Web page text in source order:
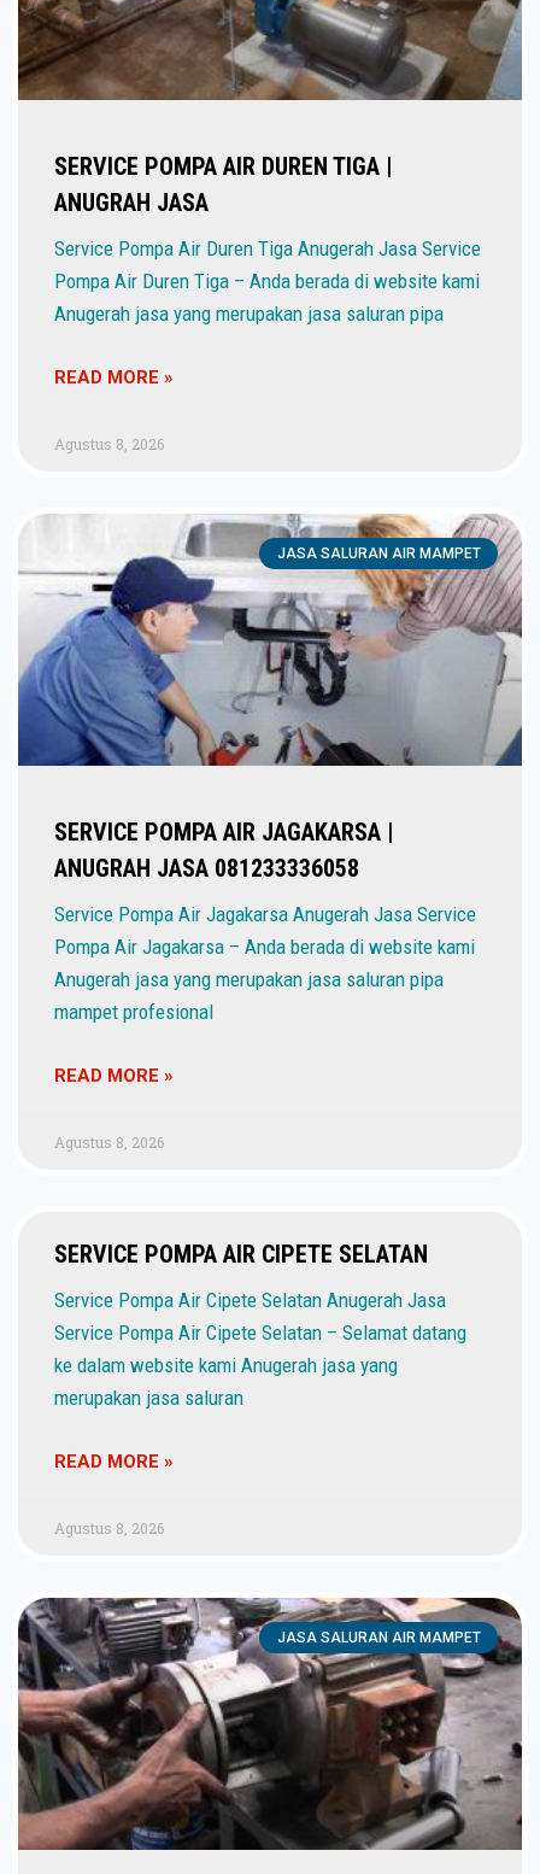
SERVICE POMPA AIR DUREN TIGA |
ANUGRAH JASA
Service Pompa Air Duren Tiga Anugerah Jasa Service
Pompa Air Duren Tiga – Anda berada di website kami
Anugerah jasa yang merupakan jasa saluran pipa
READ MORE »
Agustus 8, 2026
JASA SALURAN AIR MAMPET
SERVICE POMPA AIR JAGAKARSA |
ANUGRAH JASA 081233336058
Service Pompa Air Jagakarsa Anugerah Jasa Service
Pompa Air Jagakarsa – Anda berada di website kami
Anugerah jasa yang merupakan jasa saluran pipa
mampet profesional
READ MORE »
Agustus 8, 2026
SERVICE POMPA AIR CIPETE SELATAN
Service Pompa Air Cipete Selatan Anugerah Jasa
Service Pompa Air Cipete Selatan – Selamat datang
ke dalam website kami Anugerah jasa yang
merupakan jasa saluran
READ MORE »
Agustus 8, 2026
JASA SALURAN AIR MAMPET